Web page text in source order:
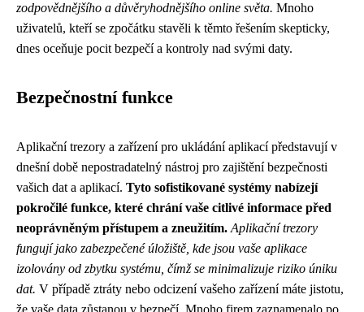
zodpovědnějšího a důvěryhodnějšího online světa. Mnoho
uživatelů, kteří se zpočátku stavěli k těmto řešením skepticky,
dnes oceňuje pocit bezpečí a kontroly nad svými daty.
Bezpečnostní funkce
Aplikační trezory a zařízení pro ukládání aplikací představují v
dnešní době nepostradatelný nástroj pro zajištění bezpečnosti
vašich dat a aplikací. Tyto sofistikované systémy nabízejí
pokročilé funkce, které chrání vaše citlivé informace před
neoprávněným přístupem a zneužitím. Aplikační trezory
fungují jako zabezpečené úložiště, kde jsou vaše aplikace
izolovány od zbytku systému, čímž se minimalizuje riziko úniku
dat. V případě ztráty nebo odcizení vašeho zařízení máte jistotu,
že vaše data zůstanou v bezpečí. Mnoho firem zaznamenalo po